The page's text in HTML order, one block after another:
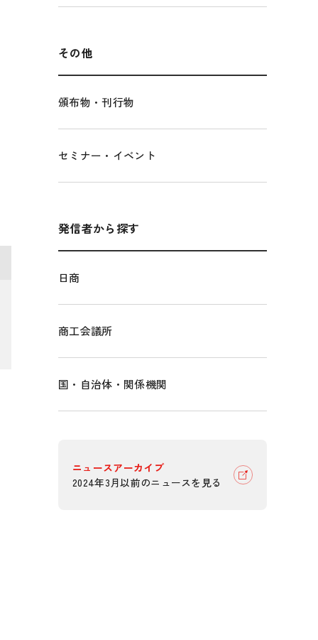
国土強靭化・社会基盤整備・震災復興
その他
頒布物・刊行物
セミナー・イベント
発信者から探す
日商
商工会議所
国・自治体・関係機関
ニュースアーカイブ
2024年3月以前のニュースを見る